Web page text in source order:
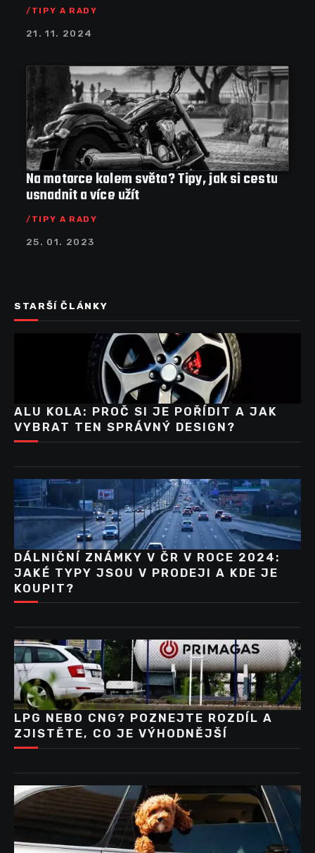
TIPY A RADY
21. 11. 2024
Na motorce kolem světa? Tipy, jak si cestu
usnadnit a více užít
TIPY A RADY
25. 01. 2023
STARŠÍ ČLÁNKY
ALU KOLA: PROČ SI JE POŘÍDIT A JAK
VYBRAT TEN SPRÁVNÝ DESIGN?
DÁLNIČNÍ ZNÁMKY V ČR V ROCE 2024:
JAKÉ TYPY JSOU V PRODEJI A KDE JE
KOUPIT?
LPG NEBO CNG? POZNEJTE ROZDÍL A
ZJISTĚTE, CO JE VÝHODNĚJŠÍ